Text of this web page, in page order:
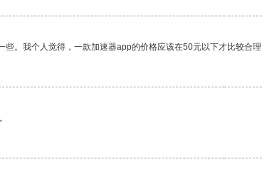
。我个人觉得，一款加速器app的价格应该在50元以下才比较合理